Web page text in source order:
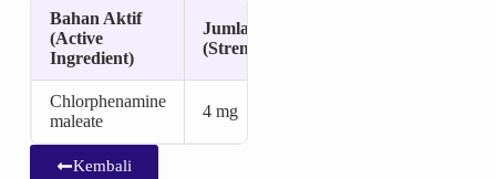
Bahan Aktif
(Active
Ingredient)
Jumlah
(Strength)
Chlorphenamine
maleate
4 mg
Kembali